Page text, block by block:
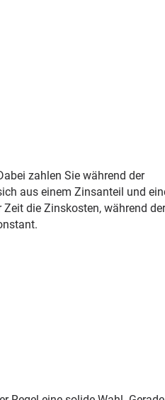
zahlen Sie während der
aus einem Zinsanteil und
die Zinskosten, während